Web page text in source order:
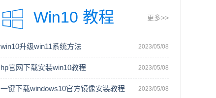
Win10 教程 更多>>
win10升级win11系统方法 2023/05/08
hp官网下载安装win10教程 2023/05/08
一键下载windows10官方镜像安装教程 2023/05/08